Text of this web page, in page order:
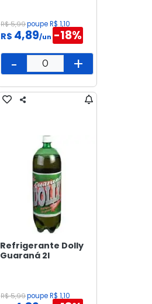
R$ 5,99poupe R$ 1,10
R$ 4,89/un -18%
- +
Refrigerante Dolly
Guaraná 2l
R$ 5,99poupe R$ 1,10